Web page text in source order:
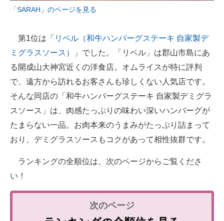
「SARAH」のページを見る
第1位は「 リベル（和牛ハンバーグステーキ 自家製デ
ミグラスソース）
」でした。「リベル」は郡山市島にあ
る開成山大神宮近くの洋食店。オムライスが特に評判
で、遠方から訪れるお客さんも珍しくない人気店です。
そんな同店の「和牛ハンバーグステーキ 自家製デミグラ
スソース」は、肉感たっぷりの味わい深いハンバーグが
たまらない一品。お肉本来のうまみがたっぷり詰まって
おり、デミグラスソースもコクがあって相性抜群です。
ランキングの全順位は、次のページからご覧くださ
い！